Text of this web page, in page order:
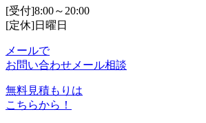
[受付]8:00～20:00
[定休]日曜日
メールで
お問い合わせ メール相談
無料見積もりは
こちらから！